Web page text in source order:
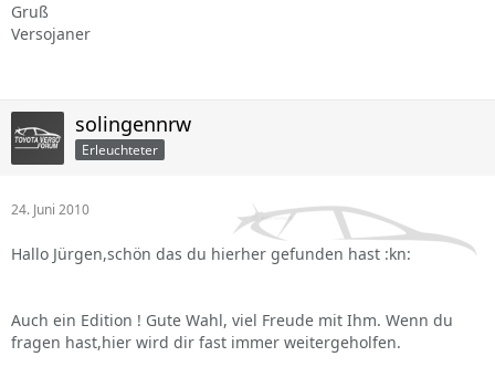
Gruß
Versojaner
solingennrw
Erleuchteter
24. Juni 2010
Hallo Jürgen,schön das du hierher gefunden hast :kn:
Auch ein Edition ! Gute Wahl, viel Freude mit Ihm. Wenn du
fragen hast,hier wird dir fast immer weitergeholfen.